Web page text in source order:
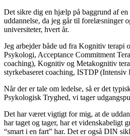
Det sikre dig en hjælp på baggrund af
uddannelse, da jeg går til forelæsninger
universiteter, hvert år.
Jeg arbejder både ud fra Kognitiv terapi
Psykologi, Acceptance Commitment
coaching), Kognitiv og Metakognitiv
styrkebaseret coaching, ISTDP
Når der er tale om ledelse, så er det
Psykologisk Tryghed, vi tager
Det har været vigtigt for mig, at de
har taget og tager, har et videnskabeligt
“smart i en fart” har. Det er også DIN